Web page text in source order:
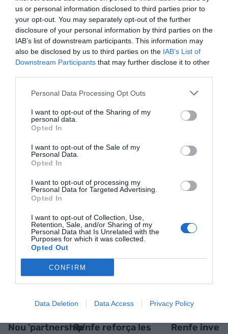
us or personal information disclosed to third parties prior to
your opt-out. You may separately opt-out of the further
disclosure of your personal information by third parties on the
IAB’s list of downstream participants. This information may
also be disclosed by us to third parties on the IAB’s List of
Downstream Participants that may further disclose it to other
Personal Data Processing Opt Outs
I want to opt-out of the Sharing of my
personal data.
Opted In
I want to opt-out of the Sale of my
Personal Data.
Opted In
I want to opt-out of processing my
Personal Data for Targeted Advertising.
Opted In
I want to opt-out of Collection, Use,
Retention, Sale, and/or Sharing of my
Personal Data that Is Unrelated with the
Purposes for which it was collected.
Opted Out
CONFIRM
Data Deletion Data Access Privacy Policy
Sánchez, és el "mitjà de transport més sostenible",
un "motor" de la transformació econòmica que es
faci sobre la base d'una "nova mobilitat més verda
i més digital" que trobi suport al nou Trenlab.
Google de forma gratuïta
ACTIVAR ARA
RELACIONADES
Nou 'partnership'Renfe reforça les
Renfe